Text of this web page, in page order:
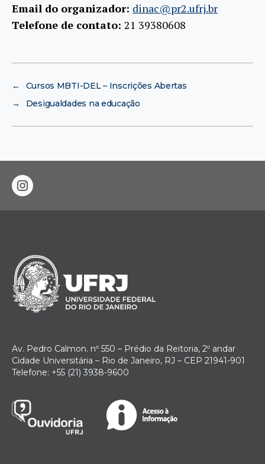
Email do organizador: dinac@pr2.ufrj.br
Telefone de contato: 21 39380608
←
Cursos MBTI-DEL – Inscrições Abertas
→
Desigualdades na educação
instagram
Av. Pedro Calmon. nº 550 – Prédio da Reitoria, 2º andar
Cidade Universitária – Rio de Janeiro, RJ – CEP 21941-901
Telefone: +55 (21) 3938-9600